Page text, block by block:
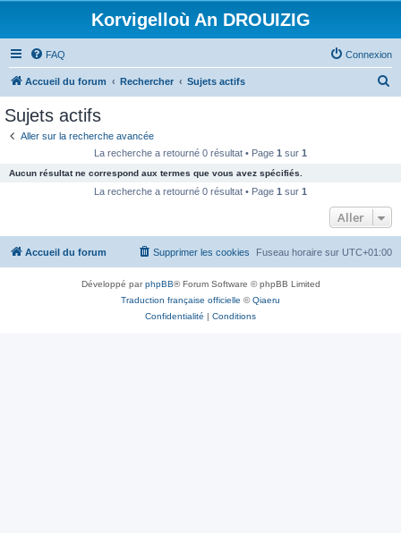
Korvigelloù An DROUIZIG
FAQ Connexion
Accueil du forum Rechercher Sujets actifs
c
e
Sujets actifs
Aller sur la recherche avancée
La recherche a retourné 0 résultat • Page 1 sur 1
Aucun résultat ne correspond aux termes que vous avez spécifiés.
La recherche a retourné 0 résultat • Page 1 sur 1
Aller
Accueil du forum Fuseau horaire sur UTC+01:00
Supprimer les cookies
Développé parphpBB® Forum Software © phpBB Limited
Traduction française officielle ©Qiaeru
Confidentialité | Conditions